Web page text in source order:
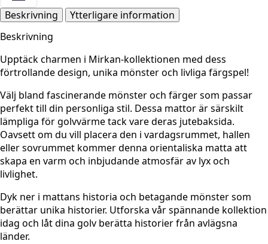
Beskrivning
Ytterligare information
Beskrivning
Upptäck charmen i Mirkan-kollektionen med dess
förtrollande design, unika mönster och livliga färgspel!
Välj bland fascinerande mönster och färger som passar
perfekt till din personliga stil. Dessa mattor är särskilt
lämpliga för golvvärme tack vare deras jutebaksida.
Oavsett om du vill placera den i vardagsrummet, hallen
eller sovrummet kommer denna orientaliska matta att
skapa en varm och inbjudande atmosfär av lyx och
livlighet.
Dyk ner i mattans historia och betagande mönster som
berättar unika historier. Utforska vår spännande kollektion
idag och låt dina golv berätta historier från avlägsna
länder.